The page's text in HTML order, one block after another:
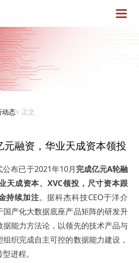
动态> 正文
元融资，华业天成资本领投
公布已于2021年10月完成亿元A轮融
天成资本、XVC领投，尺寸资本跟
持续加注。据科杰科技CEO于洋介
产化大数据底座产品矩阵的研发升
能力方法论，以领先的技术产品与
织完成自主可控的数据能力建设，
进程。